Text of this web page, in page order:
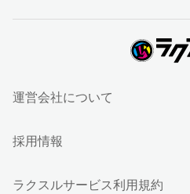
運営会社について
採用情報
ラクスルサービス利用規約